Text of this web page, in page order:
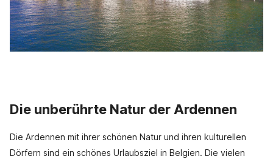
Die unberührte Natur der Ardennen
Die Ardennen mit ihrer schönen Natur und ihren kulturellen
Dörfern sind ein schönes Urlaubsziel in Belgien. Die vielen